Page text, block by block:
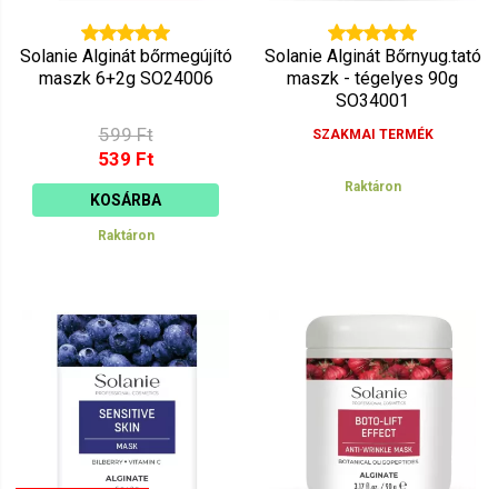
Solanie Alginát bőrmegújító
maszk 6+2g SO24006
599 Ft
539 Ft
KOSÁRBA
Raktáron
Solanie Alginát Bőrnyug.tató
maszk - tégelyes 90g
SO34001
SZAKMAI TERMÉK
Raktáron